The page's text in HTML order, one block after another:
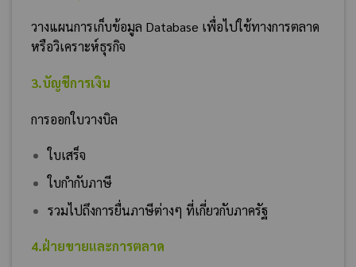
วางแผนการเก็บข้อมูล Database เพื่อไปใช้ทางการตลาด
หรือวิเคราะห์ธุรกิจ
3.บัญชีการเงิน
การออกใบวางบิล
ใบเสร็จ
ใบกำกับภาษี
รวมไปถึงการยื่นภาษีต่างๆ ที่เกี่ยวกับภาครัฐ
4.ฝ่ายขายและการตลาด